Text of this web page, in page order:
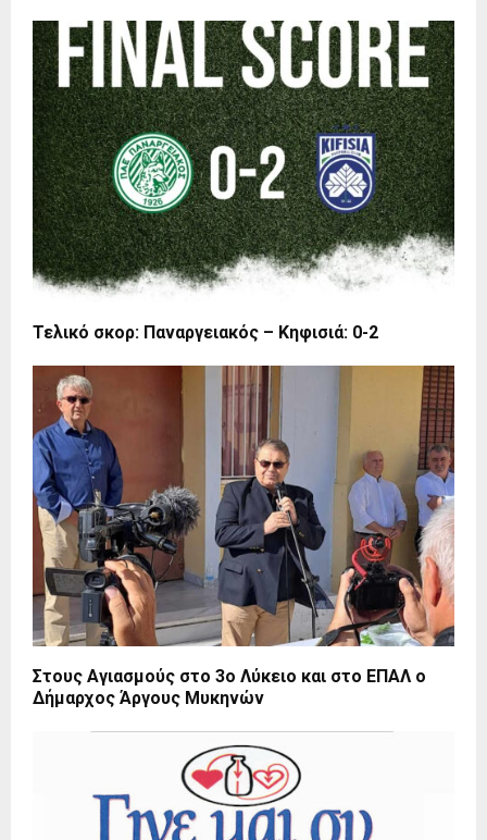
Τελικό σκορ: Παναργειακός – Κηφισιά: 0-2
Στους Αγιασμούς στο 3ο Λύκειο και στο ΕΠΑΛ ο
Δήμαρχος Άργους Μυκηνών